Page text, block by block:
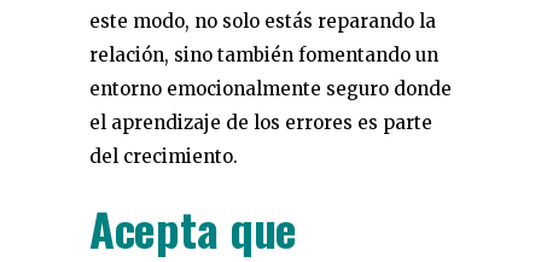
este modo, no solo estás reparando la
relación, sino también fomentando un
entorno emocionalmente seguro donde
el aprendizaje de los errores es parte
del crecimiento.
Acepta que